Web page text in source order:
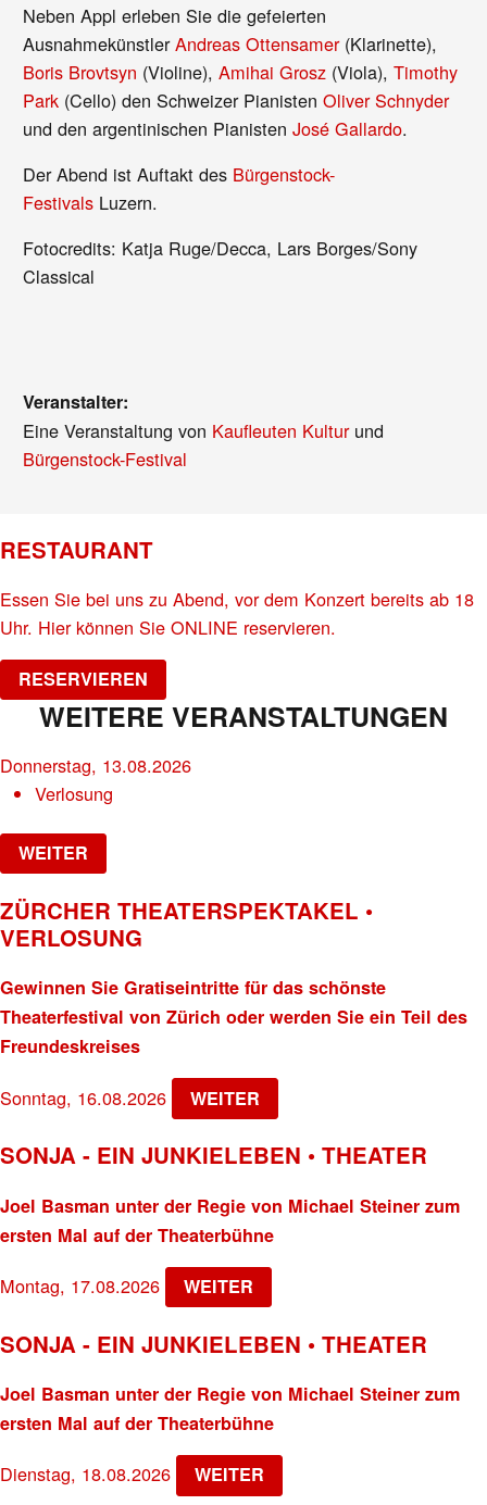
Neben Appl erleben Sie die gefeierten
AusnahmekünstlerAndreas Ottensamer(Klarinette),
Boris Brovtsyn (Violine),Amihai Grosz (Viola),Timothy
Park (Cello) den Schweizer PianistenOliver Schnyder
und den argentinischen PianistenJosé Gallardo.
Der Abend ist Auftakt des Bürgenstock-
Festivals Luzern.
Fotocredits: Katja Ruge/Decca, Lars Borges/Sony
Classical
Veranstalter:
Eine Veranstaltung von Kaufleuten Kulturund
Bürgenstock-Festival
RESTAURANT
Essen Sie bei uns zu Abend, vor dem Konzert bereits ab 18
Uhr. Hier können Sie ONLINE reservieren.
RESERVIEREN
WEITERE VERANSTALTUNGEN
Donnerstag, 13.08.2026
Verlosung
WEITER
ZÜRCHER THEATERSPEKTAKEL •
VERLOSUNG
Gewinnen Sie Gratiseintritte für das schönste
Theaterfestival von Zürich oder werden Sie ein Teil des
Freundeskreises
Sonntag, 16.08.2026 WEITER
SONJA - EIN JUNKIELEBEN • THEATER
Joel Basman unter der Regie von Michael Steiner zum
ersten Mal auf der Theaterbühne
Montag, 17.08.2026 WEITER
SONJA - EIN JUNKIELEBEN • THEATER
Joel Basman unter der Regie von Michael Steiner zum
ersten Mal auf der Theaterbühne
Dienstag, 18.08.2026 WEITER